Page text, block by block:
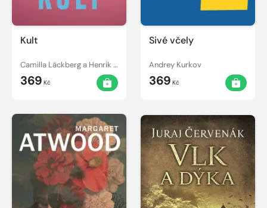
Kult
Camilla Läckberg a Henrik Fexeus
369 Kč
Sivé včely
Andrey Kurkov
369 Kč